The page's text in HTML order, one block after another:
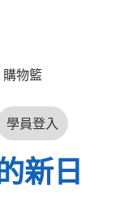
購物籃
學員登入
新日